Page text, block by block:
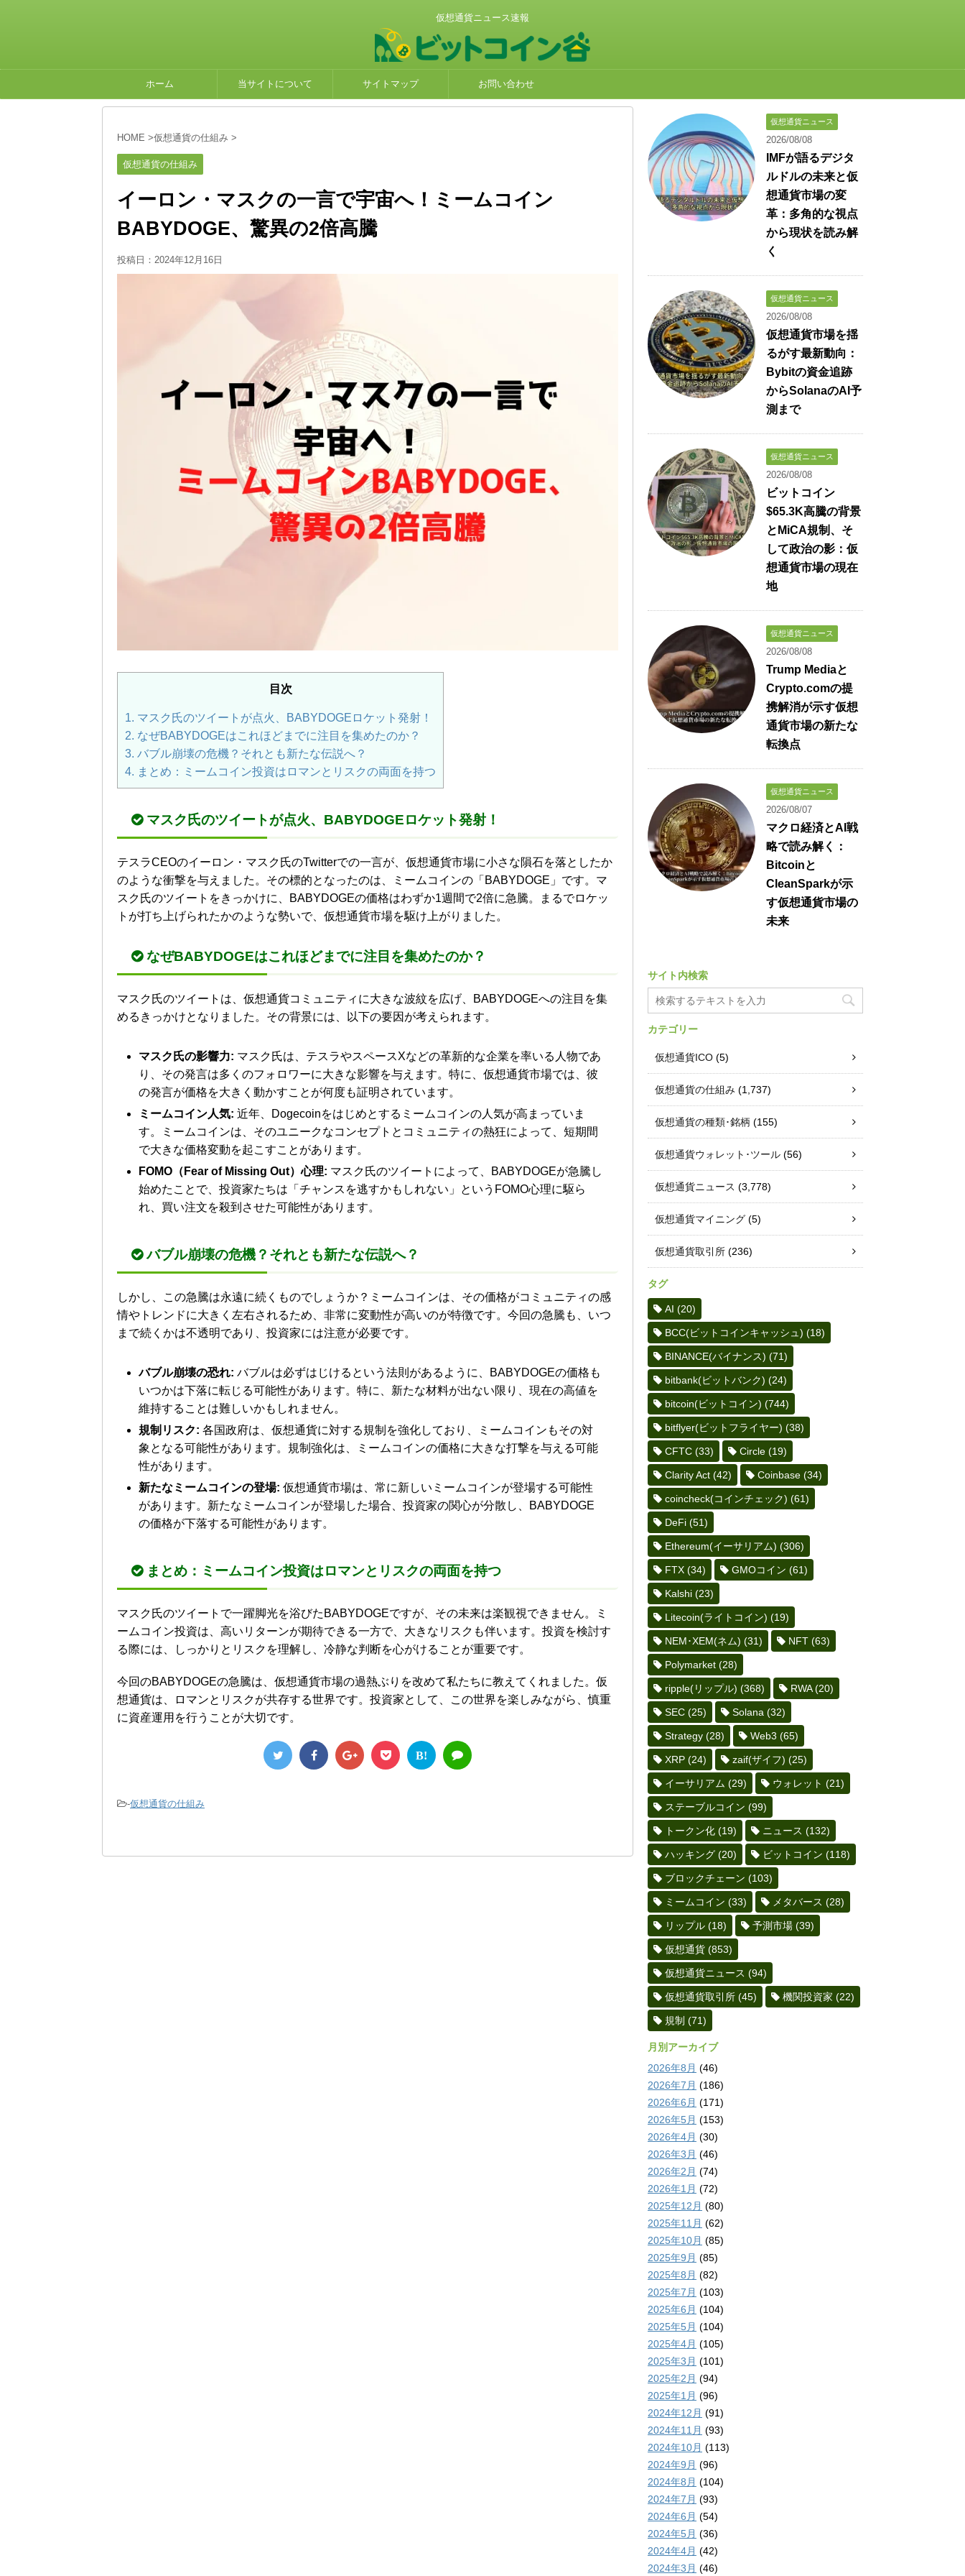
仮想通貨ニュース速報
ホーム 当サイトについて サイトマップ お問い合わせ
HOME >仮想通貨の仕組み >
仮想通貨の仕組み
イーロン・マスクの一言で宇宙へ！ミームコイン
BABYDOGE、驚異の2倍高騰
投稿日： 2024年12月16日
目次
1. マスク氏のツイートが点火、BABYDOGEロケット発射！
2. なぜBABYDOGEはこれほどまでに注目を集めたのか？
3. バブル崩壊の危機？それとも新たな伝説へ？
4. まとめ：ミームコイン投資はロマンとリスクの両面を持つ
マスク氏のツイートが点火、BABYDOGEロケット発射！
テスラCEOのイーロン・マスク氏のTwitterでの一言が、仮想通貨市場に小さな隕石を落としたか
のような衝撃を与えました。その標的となったのは、ミームコインの「BABYDOGE」です。マ
スク氏のツイートをきっかけに、BABYDOGEの価格はわずか1週間で2倍に急騰。まるでロケッ
トが打ち上げられたかのような勢いで、仮想通貨市場を駆け上がりました。
なぜBABYDOGEはこれほどまでに注目を集めたのか？
マスク氏のツイートは、仮想通貨コミュニティに大きな波紋を広げ、BABYDOGEへの注目を集
めるきっかけとなりました。その背景には、以下の要因が考えられます。
マスク氏の影響力: マスク氏は、テスラやスペースXなどの革新的な企業を率いる人物であ
り、その発言は多くのフォロワーに大きな影響を与えます。特に、仮想通貨市場では、彼
の発言が価格を大きく動かすことが何度も証明されています。
ミームコイン人気: 近年、Dogecoinをはじめとするミームコインの人気が高まっていま
す。ミームコインは、そのユニークなコンセプトとコミュニティの熱狂によって、短期間
で大きな価格変動を起こすことがあります。
FOMO（Fear of Missing Out）心理: マスク氏のツイートによって、BABYDOGEが急騰し
始めたことで、投資家たちは「チャンスを逃すかもしれない」というFOMO心理に駆ら
れ、買い注文を殺到させた可能性があります。
バブル崩壊の危機？それとも新たな伝説へ？
しかし、この急騰は永遠に続くものでしょうか？ミームコインは、その価格がコミュニティの感
情やトレンドに大きく左右されるため、非常に変動性が高いのが特徴です。今回の急騰も、いつ
まで続くかは不透明であり、投資家には注意が必要です。
バブル崩壊の恐れ: バブルは必ずはじけるという法則があるように、BABYDOGEの価格も
いつかは下落に転じる可能性があります。特に、新たな材料が出ない限り、現在の高値を
維持することは難しいかもしれません。
規制リスク: 各国政府は、仮想通貨に対する規制を強化しており、ミームコインもその対
象となる可能性があります。規制強化は、ミームコインの価格に大きな打撃を与える可能
性があります。
新たなミームコインの登場: 仮想通貨市場は、常に新しいミームコインが登場する可能性
があります。新たなミームコインが登場した場合、投資家の関心が分散し、BABYDOGE
の価格が下落する可能性があります。
まとめ：ミームコイン投資はロマンとリスクの両面を持つ
マスク氏のツイートで一躍脚光を浴びたBABYDOGEですが、その未来は楽観視できません。ミ
ームコイン投資は、高いリターンが期待できる一方で、大きなリスクも伴います。投資を検討す
る際には、しっかりとリスクを理解し、冷静な判断を心がけることが重要です。
今回のBABYDOGEの急騰は、仮想通貨市場の過熱ぶりを改めて私たちに教えてくれました。仮
想通貨は、ロマンとリスクが共存する世界です。投資家として、この世界を楽しみながら、慎重
に資産運用を行うことが大切です。
B!
-仮想通貨の仕組み
仮想通貨ニュース
2026/08/08
IMFが語るデジタ
ルドルの未来と仮
想通貨市場の変
革：多角的な視点
から現状を読み解
く
仮想通貨ニュース
2026/08/08
仮想通貨市場を揺
るがす最新動向：
Bybitの資金追跡
からSolanaのAI予
測まで
仮想通貨ニュース
2026/08/08
ビットコイン
$65.3K高騰の背景
とMiCA規制、そ
して政治の影：仮
想通貨市場の現在
地
仮想通貨ニュース
2026/08/08
Trump Mediaと
Crypto.comの提
携解消が示す仮想
通貨市場の新たな
転換点
仮想通貨ニュース
2026/08/07
マクロ経済とAI戦
略で読み解く：
Bitcoinと
CleanSparkが示
す仮想通貨市場の
未来
サイト内検索
カテゴリー
仮想通貨ICO (5)
仮想通貨の仕組み (1,737)
仮想通貨の種類･銘柄 (155)
仮想通貨ウォレット･ツール (56)
仮想通貨ニュース (3,778)
仮想通貨マイニング (5)
仮想通貨取引所 (236)
タグ
AI (20)
BCC(ビットコインキャッシュ) (18)
BINANCE(バイナンス) (71)
bitbank(ビットバンク) (24)
bitcoin(ビットコイン) (744)
bitflyer(ビットフライヤー) (38)
CFTC (33) Circle (19)
Clarity Act (42) Coinbase (34)
coincheck(コインチェック) (61)
DeFi (51)
Ethereum(イーサリアム) (306)
FTX (34) GMOコイン (61)
Kalshi (23)
Litecoin(ライトコイン) (19)
NEM･XEM(ネム) (31) NFT (63)
Polymarket (28)
ripple(リップル) (368) RWA(20)
SEC (25) Solana (32)
Strategy (28) Web3 (65)
XRP (24) zaif(ザイフ) (25)
イーサリアム (29) ウォレット (21)
ステーブルコイン (99)
トークン化 (19) ニュース (132)
ハッキング (20) ビットコイン (118)
ブロックチェーン (103)
ミームコイン (33) メタバース (28)
リップル (18) 予測市場 (39)
仮想通貨 (853)
仮想通貨ニュース (94)
仮想通貨取引所 (45) 機関投資家 (22)
規制 (71)
月別アーカイブ
2026年8月 (46)
2026年7月 (186)
2026年6月 (171)
2026年5月 (153)
2026年4月 (30)
2026年3月 (46)
2026年2月 (74)
2026年1月 (72)
2025年12月 (80)
2025年11月 (62)
2025年10月 (85)
2025年9月 (85)
2025年8月 (82)
2025年7月 (103)
2025年6月 (104)
2025年5月 (104)
2025年4月 (105)
2025年3月 (101)
2025年2月 (94)
2025年1月 (96)
2024年12月 (91)
2024年11月 (93)
2024年10月 (113)
2024年9月 (96)
2024年8月 (104)
2024年7月 (93)
2024年6月 (54)
2024年5月 (36)
2024年4月 (42)
2024年3月 (46)